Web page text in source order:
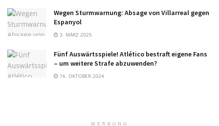
Wegen Sturmwarnung: Absage von Villarreal gegen
Espanyol
3. MÄRZ 2025
Fünf Auswärtsspiele! Atlético bestraft eigene Fans
– um weitere Strafe abzuwenden?
16. OKTOBER 2024
WERBUNG